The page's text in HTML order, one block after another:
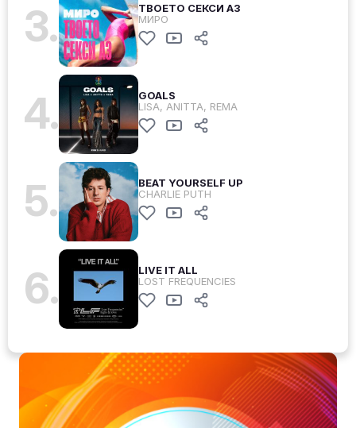
3.
ТВОЕТО СЕКСИ АЗ
МИРО
4.
GOALS
LISA, ANITTA, REMA
5.
BEAT YOURSELF UP
CHARLIE PUTH
6.
LIVE IT ALL
LOST FREQUENCIES